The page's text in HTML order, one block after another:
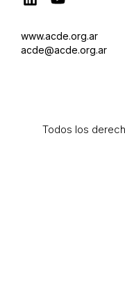
www.acde.org.ar
acde@acde.org.ar
Todos los